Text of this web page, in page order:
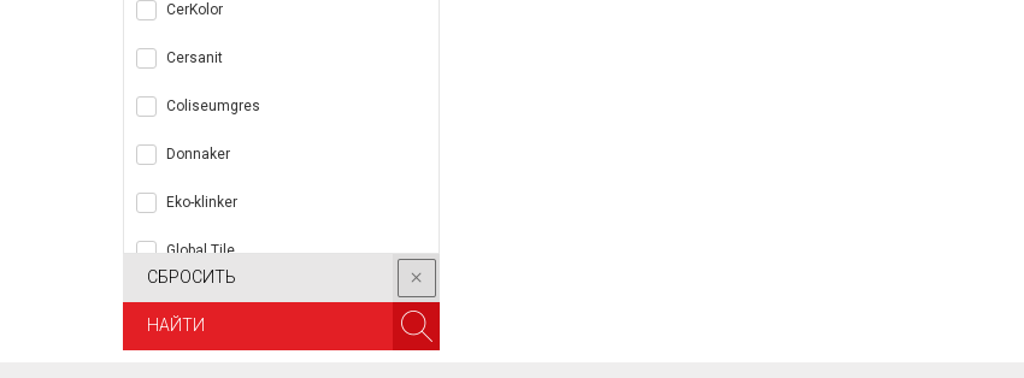
CerKolor
Cersanit
Coliseumgres
Donnaker
Eko-klinker
Global Tile
Grasaro
Gres de Aragon
СБРОСИТЬ
НАЙТИ